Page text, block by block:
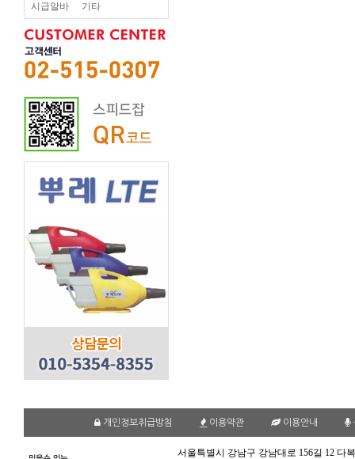
시급알바 기타
개인정보취급방침 이용약관 이용안내
서울특별시 강남구 강남대로 156길 12 다